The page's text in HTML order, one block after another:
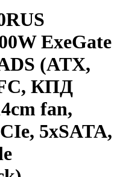
ExeGate
(ATX,
КПД
fan,
5xSATA,